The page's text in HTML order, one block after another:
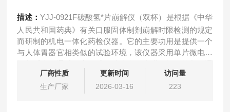
描述：YJJ-0921F碳酸氢*片崩解仪（双杯）是根据《中华
人民共和国药典》有关口服固体制剂崩解时限检测的规定
而研制的机电一体化药检仪器。它的主要功用是提供一个
与人体胃器官相类似的试验环境，该仪器采用单片微电脑
过两个同步电机对两组吊篮的升降运动时间分别进行控
厂商性质
生产厂家
更新时间
2026-03-16
访问量
223